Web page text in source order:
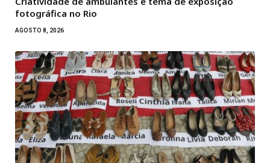
fotográfica no Rio
AGOSTO 8, 2026